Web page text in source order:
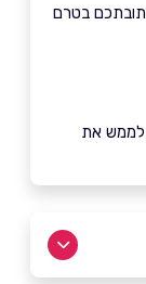
בטרם
לממש את